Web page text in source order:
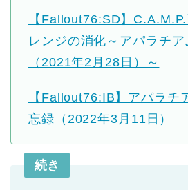
【Fallout76:SD】
レンジの消化～アパラチ
（2021年2月28日）～
【Fallout76:IB】アパラチ
忘録（2022年3月11日）
続き